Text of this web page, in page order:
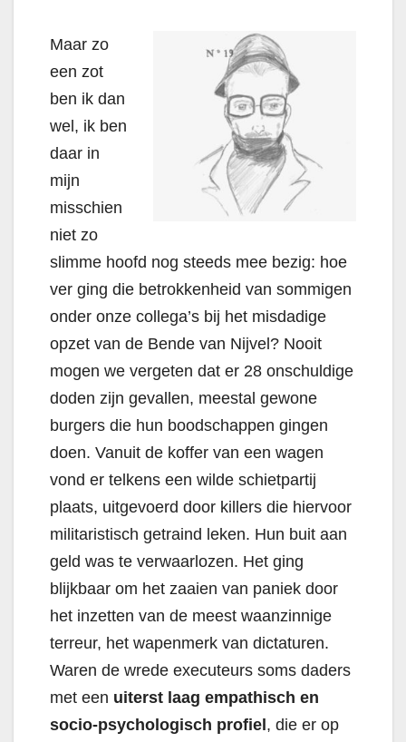
Maar zo
een zot
ben ik dan
wel, ik ben
daar in
mijn
misschien
niet zo
slimme hoofd nog steeds mee bezig: hoe
ver ging die betrokkenheid van sommigen
onder onze collega’s bij het misdadige
opzet van de Bende van Nijvel? Nooit
mogen we vergeten dat er 28 onschuldige
doden zijn gevallen, meestal gewone
burgers die hun boodschappen gingen
doen. Vanuit de koffer van een wagen
vond er telkens een wilde schietpartij
plaats, uitgevoerd door killers die hiervoor
militaristisch getraind leken. Hun buit aan
geld was te verwaarlozen. Het ging
blijkbaar om het zaaien van paniek door
het inzetten van de meest waanzinnige
terreur, het wapenmerk van dictaturen.
Waren de wrede executeurs soms daders
met een uiterst laag empathisch en
socio-psychologisch profiel, die er op